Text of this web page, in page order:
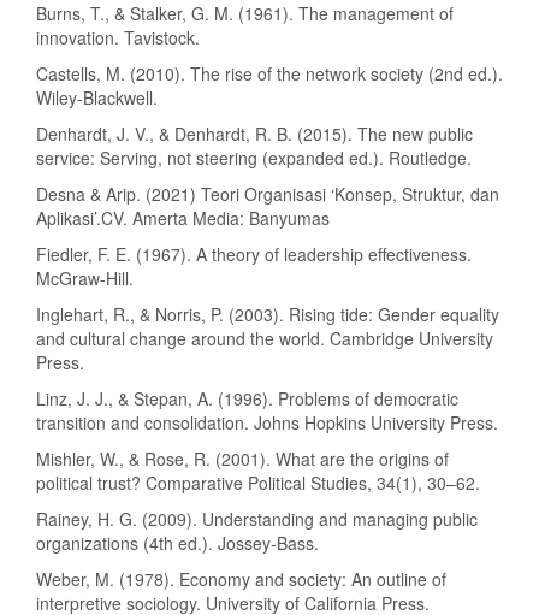
Burns, T., & Stalker, G. M. (1961). The management of
innovation. Tavistock.
Castells, M. (2010). The rise of the network society (2nd ed.).
Wiley-Blackwell.
Denhardt, J. V., & Denhardt, R. B. (2015). The new public
service: Serving, not steering (expanded ed.). Routledge.
Desna & Arip. (2021) Teori Organisasi ‘Konsep, Struktur, dan
Aplikasi’.CV. Amerta Media: Banyumas
Fiedler, F. E. (1967). A theory of leadership effectiveness.
McGraw-Hill.
Inglehart, R., & Norris, P. (2003). Rising tide: Gender equality
and cultural change around the world. Cambridge University
Press.
Linz, J. J., & Stepan, A. (1996). Problems of democratic
transition and consolidation. Johns Hopkins University Press.
Mishler, W., & Rose, R. (2001). What are the origins of
political trust? Comparative Political Studies, 34(1), 30–62.
Rainey, H. G. (2009). Understanding and managing public
organizations (4th ed.). Jossey-Bass.
Weber, M. (1978). Economy and society: An outline of
interpretive sociology. University of California Press.